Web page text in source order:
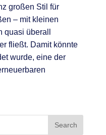
großen Stil für
– mit kleinen
quasi überall
fließt. Damit könnte
wurde, eine der